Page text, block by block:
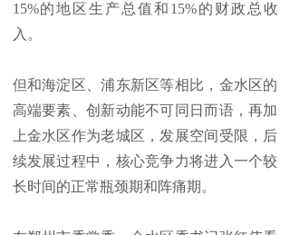
15%的地区生产总值和15%的财政总收
入。
但和海淀区、浦东新区等相比，金水区的
高端要素、创新动能不可同日而语，再加
上金水区作为老城区，发展空间受限，后
续发展过程中，核心竞争力将进入一个较
长时间的正常瓶颈期和阵痛期。